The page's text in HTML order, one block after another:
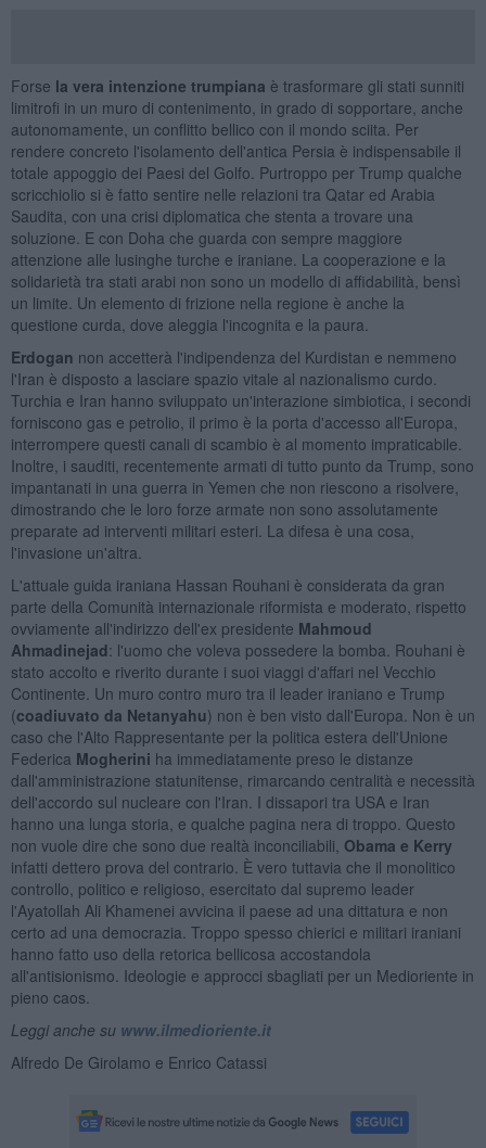
Forse la vera intenzione trumpiana è trasformare gli stati sunniti
limitrofi in un muro di contenimento, in grado di sopportare, anche
autonomamente, un conflitto bellico con il mondo sciita. Per
rendere concreto l'isolamento dell'antica Persia è indispensabile il
totale appoggio dei Paesi del Golfo. Purtroppo per Trump qualche
scricchiolio si è fatto sentire nelle relazioni tra Qatar ed Arabia
Saudita, con una crisi diplomatica che stenta a trovare una
soluzione. E con Doha che guarda con sempre maggiore
attenzione alle lusinghe turche e iraniane. La cooperazione e la
solidarietà tra stati arabi non sono un modello di affidabilità, bensì
un limite. Un elemento di frizione nella regione è anche la
questione curda, dove aleggia l'incognita e la paura.
Erdogan non accetterà l'indipendenza del Kurdistan e nemmeno
l'Iran è disposto a lasciare spazio vitale al nazionalismo curdo.
Turchia e Iran hanno sviluppato un'interazione simbiotica, i secondi
forniscono gas e petrolio, il primo è la porta d'accesso all'Europa,
interrompere questi canali di scambio è al momento impraticabile.
Inoltre, i sauditi, recentemente armati di tutto punto da Trump, sono
impantanati in una guerra in Yemen che non riescono a risolvere,
dimostrando che le loro forze armate non sono assolutamente
preparate ad interventi militari esteri. La difesa è una cosa,
l'invasione un'altra.
L'attuale guida iraniana Hassan Rouhani è considerata da gran
parte della Comunità internazionale riformista e moderato, rispetto
ovviamente all'indirizzo dell'ex presidente Mahmoud
Ahmadinejad: l'uomo che voleva possedere la bomba. Rouhani è
stato accolto e riverito durante i suoi viaggi d'affari nel Vecchio
Continente. Un muro contro muro tra il leader iraniano e Trump
(coadiuvato da Netanyahu) non è ben visto dall'Europa. Non è un
caso che l'Alto Rappresentante per la politica estera dell'Unione
Federica Mogherini ha immediatamente preso le distanze
dall'amministrazione statunitense, rimarcando centralità e necessità
dell'accordo sul nucleare con l'Iran. I dissapori tra USA e Iran
hanno una lunga storia, e qualche pagina nera di troppo. Questo
non vuole dire che sono due realtà inconciliabili, Obama e Kerry
infatti dettero prova del contrario. È vero tuttavia che il monolitico
controllo, politico e religioso, esercitato dal supremo leader
l'Ayatollah Ali Khamenei avvicina il paese ad una dittatura e non
certo ad una democrazia. Troppo spesso chierici e militari iraniani
hanno fatto uso della retorica bellicosa accostandola
all'antisionismo. Ideologie e approcci sbagliati per un Medioriente in
pieno caos.
Leggi anche su www.ilmedioriente.it
Alfredo De Girolamo e Enrico Catassi